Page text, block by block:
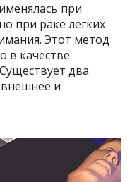
при
при раке легких
Этот метод
в качестве
два
и